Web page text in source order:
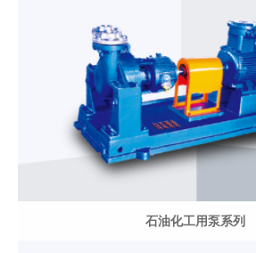
石油化工用泵系列